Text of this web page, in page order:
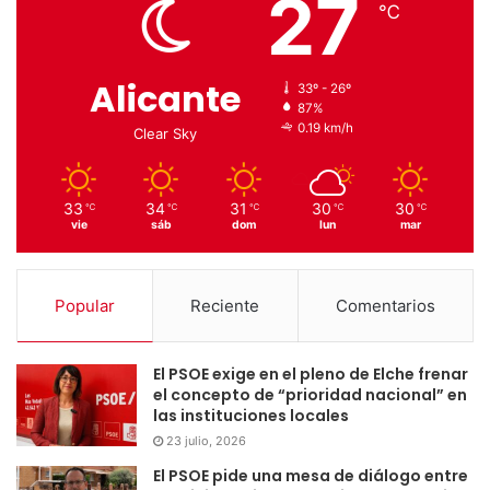
Alicante
Clear Sky
27 ℃
33º - 26º
87%
0.19 km/h
33 ℃
vie
34 ℃
sáb
31 ℃
dom
30 ℃
lun
30 ℃
mar
Popular Reciente Comentarios
El PSOE exige en el pleno de Elche frenar
el concepto de “prioridad nacional” en
las instituciones locales
23 julio, 2026
El PSOE pide una mesa de diálogo entre